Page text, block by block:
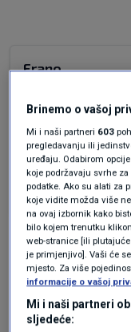
Frano
Fali zidara?
aprila ? Pa
Pogledajte
Brinemo o vašoj
Mi i naši partneri 603
pregledavanju ili
uređaju. Odabirom
koje podržavaju svrhe
podatke. Ako su alati za
koje vidite možda više
na ovaj izbornik kako
bilo kojem trenutku
web-stranice [ili
je primjenjivo]. Vaši će
mjesto. Za više
informacije o vašoj
Mi i naši partneri
sljedeće: